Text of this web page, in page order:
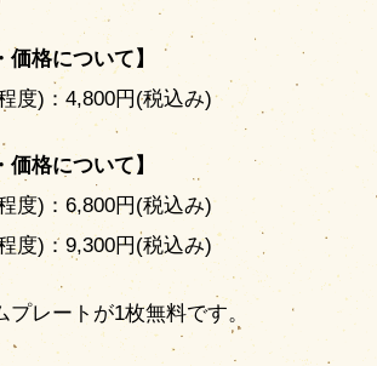
価格について】
度)：4,800円(税込み)
格について】
度)：6,800円(税込み)
度)：9,300円(税込み)
プレートが1枚無料です。